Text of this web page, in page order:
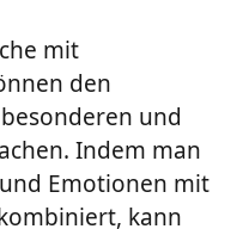
mit
den
und
Indem man
Emotionen mit
kann